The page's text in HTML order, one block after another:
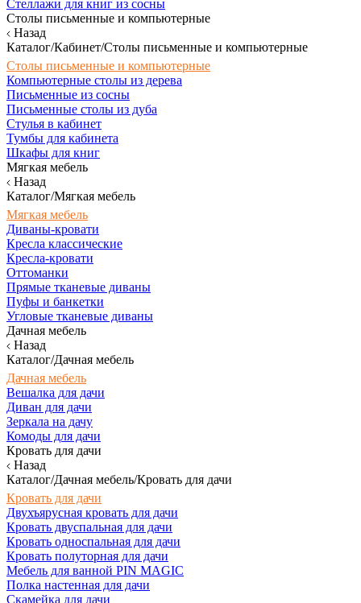
Стеллажи для книг из сосны
Столы письменные и компьютерные
Назад
Каталог/Кабинет/Столы письменные и компьютерные
Столы письменные и компьютерные
Компьютерные столы из дерева
Письменные из сосны
Письменные столы из дуба
Стулья в кабинет
Тумбы для кабинета
Шкафы для книг
Мягкая мебель
Назад
Каталог/Мягкая мебель
Мягкая мебель
Диваны-кровати
Кресла классические
Кресла-кровати
Оттоманки
Прямые тканевые диваны
Пуфы и банкетки
Угловые тканевые диваны
Дачная мебель
Назад
Каталог/Дачная мебель
Дачная мебель
Вешалка для дачи
Диван для дачи
Зеркала на дачу
Комоды для дачи
Кровать для дачи
Назад
Каталог/Дачная мебель/Кровать для дачи
Кровать для дачи
Двухъярусная кровать для дачи
Кровать двуспальная для дачи
Кровать односпальная для дачи
Кровать полуторная для дачи
Мебель для ванной PIN MAGIC
Полка настенная для дачи
Скамейка для дачи